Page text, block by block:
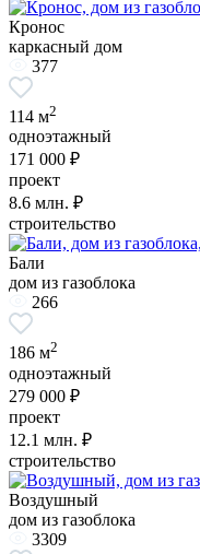
Кронос
каркасный дом
377
114 м2
одноэтажный
171 000 ₽
проект
8.6 млн. ₽
строительство
Бали
дом из газоблока
266
186 м2
одноэтажный
279 000 ₽
проект
12.1 млн. ₽
строительство
Воздушный
дом из газоблока
3309